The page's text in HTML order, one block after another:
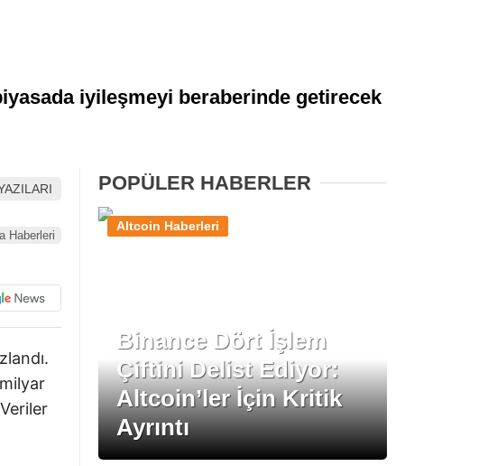
Memecoin Haberleri
iyileşmeyi beraberinde getirecek
Haberleri
POPÜLER HABERLER
Binance Dört İşlem
Çiftini Delist Ediyor:
Altcoin’ler İçin Kritik
Ayrıntı
Altcoin Haberleri